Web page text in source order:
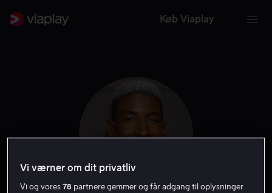
Køb Viaplay
Vi værner om dit privatliv
Vi og vores78 partnere gemmer og får adgang til oplysninger